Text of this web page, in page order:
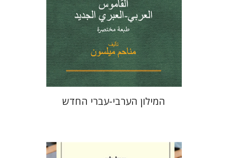
הנחת אתר ספר מודפס
$46
$41
המילון הערבי-עברי החדש